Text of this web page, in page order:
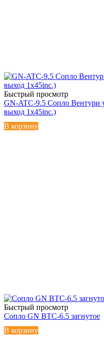
Быстрый просмотр
GN-ATC-9.5 Сопло Вентури
выход 1х45inc.)
В корзину
Быстрый просмотр
Сопло GN BTC-6.5 загнутое
В корзину